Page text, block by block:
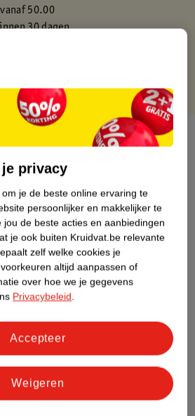
50.00
30 dagen
kaart
product heeft (nog) geen Nature
Score.
informatie
je privacy
je de beste online ervaring te
persoonlijker en makkelijker te
jou de beste acties en aanbiedingen
je ook buiten Kruidvat.be relevante
zelf welke cookies je
altijd aanpassen of
over hoe we je gegevens
Privacybeleid.
Weigeren
Accepteer